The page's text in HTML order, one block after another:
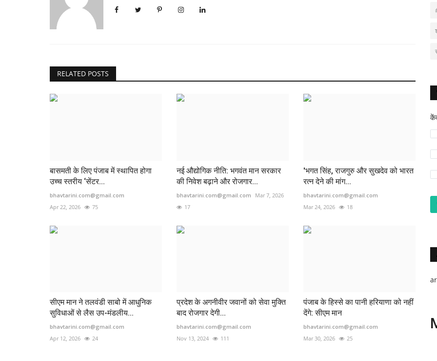
RELATED POSTS
बासमती के लिए पंजाब में स्थापित होगा
उच्च स्तरीय ‘सेंटर...
bhavtarini.com@gmail.com
Apr 22, 2026
75
नई औद्योगिक नीति: भगवंत मान सरकार
की निवेश बढ़ाने और रोजगार...
bhavtarini.com@gmail.com
Mar 7, 2026
17
'भगत सिंह, राजगुरु और सुखदेव को भारत
रत्न देने की मांग...
bhavtarini.com@gmail.com
Mar 24, 2026
18
सीएम मान ने तलवंडी साबो में आधुनिक
सुविधाओं से लैस उप-मंडलीय...
bhavtarini.com@gmail.com
Apr 12, 2026
24
प्रदेश के अगनीवीर जवानों को सेवा मुक्ति
बाद रोजगार देगी...
bhavtarini.com@gmail.com
Nov 13, 2024
111
पंजाब के हिस्से का पानी हरियाणा को नहीं
देंगे: सीएम मान
bhavtarini.com@gmail.com
Mar 30, 2026
25